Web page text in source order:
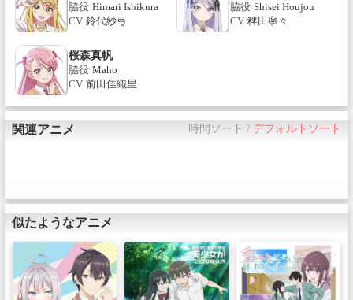
脇役 Himari Ishikura
CV 鈴代紗弓
脇役 Shisei Houjou
CV 稗田寧々
桜森真帆
脇役 Maho
CV 前田佳織里
関連アニメ 時間ソート /デフォルトソート
似たようなアニメ